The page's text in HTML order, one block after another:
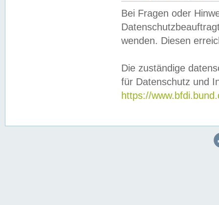
Bei Fragen oder
wenden. Diesen
Die zuständige
für Datenschutz und
https://